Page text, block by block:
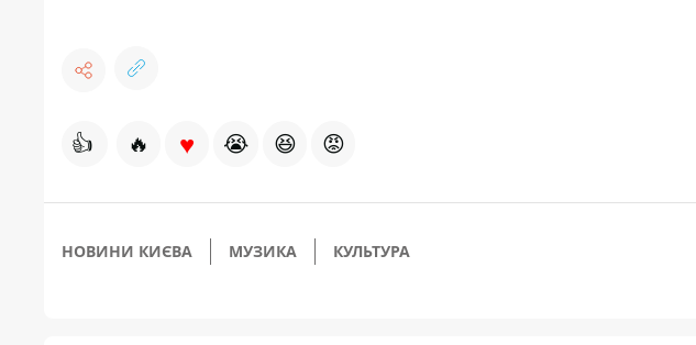
👍 🔥 ♥ 😭 😆 😡
НОВИНИ КИЄВА МУЗИКА КУЛЬТУРА